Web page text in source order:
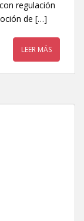
regulación
de […]
LEER MÁS